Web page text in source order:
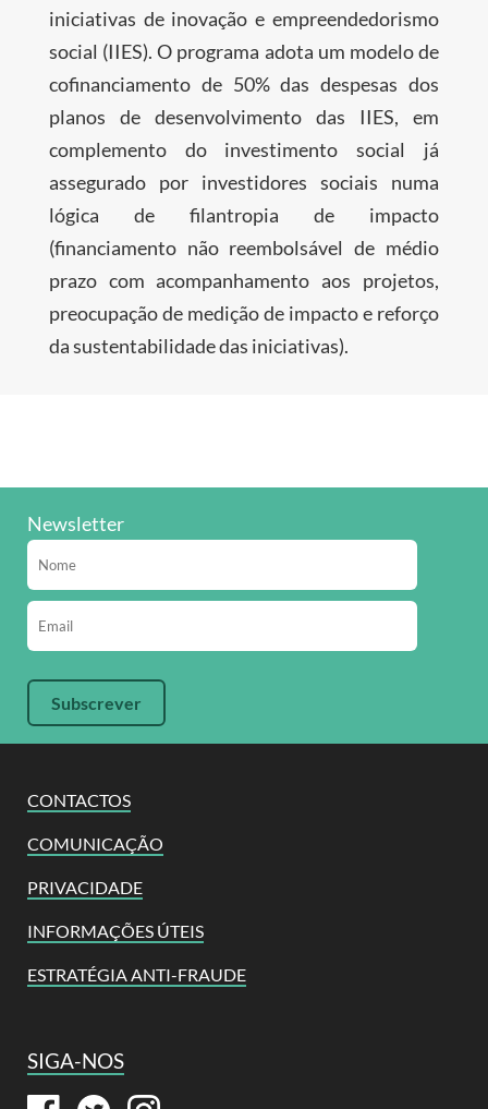
iniciativas de inovação e empreendedorismo
social (IIES). O programa adota um modelo de
cofinanciamento de 50% das despesas dos
planos de desenvolvimento das IIES, em
complemento do investimento social já
assegurado por investidores sociais numa
lógica de filantropia de impacto
(financiamento não reembolsável de médio
prazo com acompanhamento aos projetos,
preocupação de medição de impacto e reforço
da sustentabilidade das iniciativas).
CONTACTOS
COMUNICAÇÃO
PRIVACIDADE
INFORMAÇÕES ÚTEIS
ESTRATÉGIA ANTI-FRAUDE
SIGA-NOS
Newsletter